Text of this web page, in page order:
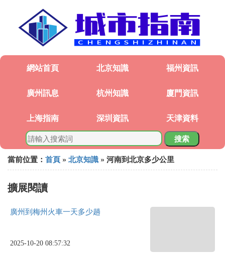
網站首頁 北京知識 福州資訊
廣州訊息 杭州知識 廈門資訊
上海指南 深圳資訊 天津資料
搜索
當前位置： 首頁 » 北京知識 » 河南到北京多少公里
擴展閱讀
廣州到梅州火車一天多少趟
2025-10-20 08:57:32